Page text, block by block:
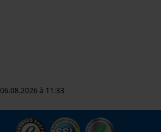
à 11:33